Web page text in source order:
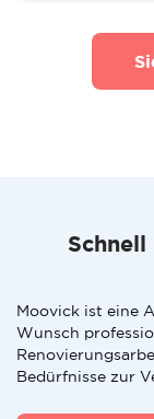
Moovick ist eine
Wunsch
Bedürfnisse zur